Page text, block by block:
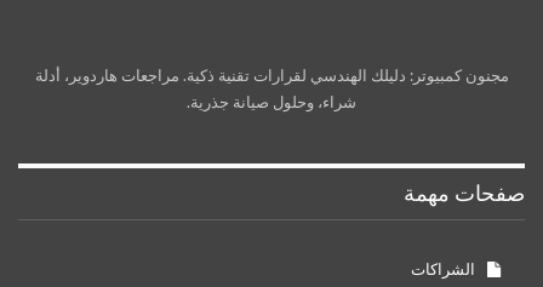
مجنون كمبيوتر: دليلك الهندسي لقرارات تقنية ذكية. مراجعات هاردوير، أدلة
شراء، وحلول صيانة جذرية.
صفحات مهمة
الشراكات